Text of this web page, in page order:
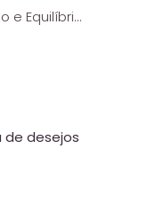
e Equilíbrio
de desejos